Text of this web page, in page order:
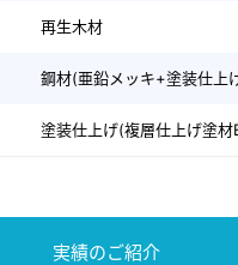
再生木材
鋼材(亜鉛メッキ+塗装仕上
塗装仕上げ(複層仕上げ塗材
実績のご紹介